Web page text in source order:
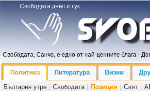
Свободата днес и тук
Свободата, Санчо, е едно от най-ценните блага -
Политика Литература Визии
България утре
Свободата Позиция Свят